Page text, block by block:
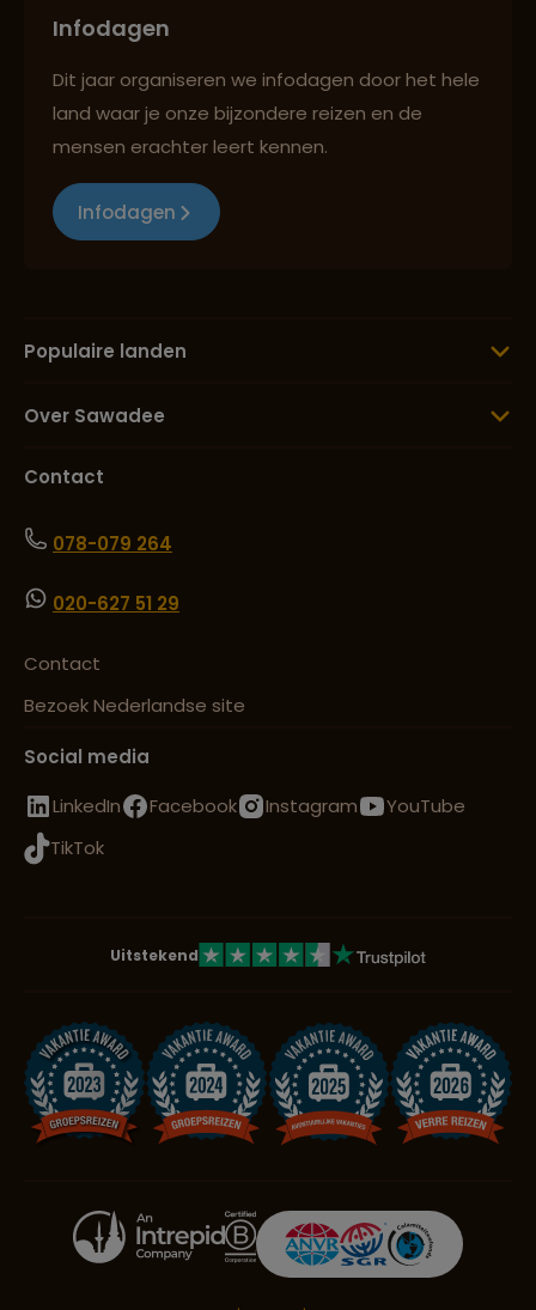
Infodagen
Dit jaar organiseren we infodagen door het hele
land waar je onze bijzondere reizen en de
mensen erachter leert kennen.
Infodagen
Populaire landen
Over Sawadee
Contact
078-079 264
020-627 51 29
Contact
Bezoek Nederlandse site
Social media
LinkedIn
Facebook Instagram
YouTube
TikTok
Uitstekend